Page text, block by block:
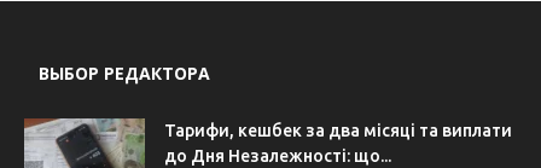
ВЫБОР РЕДАКТОРА
Тарифи, кешбек за два місяці та виплати
до Дня Незалежності: що...